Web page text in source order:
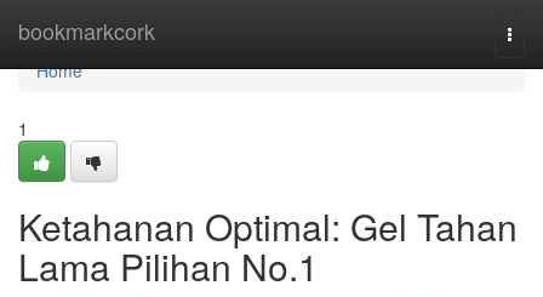
bookmarkcork
Home
Home
1
Ketahanan Optimal: Gel Tahan
Lama Pilihan No.1